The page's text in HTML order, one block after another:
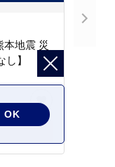
本地震 災
】
OK